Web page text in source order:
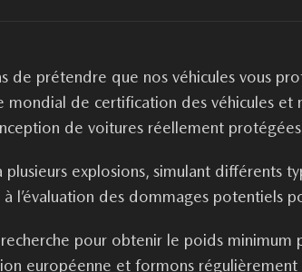
prétendre que nos véhicules vous
mondial de certification des véhicules et
de voitures réellement
explosions, simulant différents
l’évaluation des dommages potentiels
pour obtenir le poids
européenne et formons